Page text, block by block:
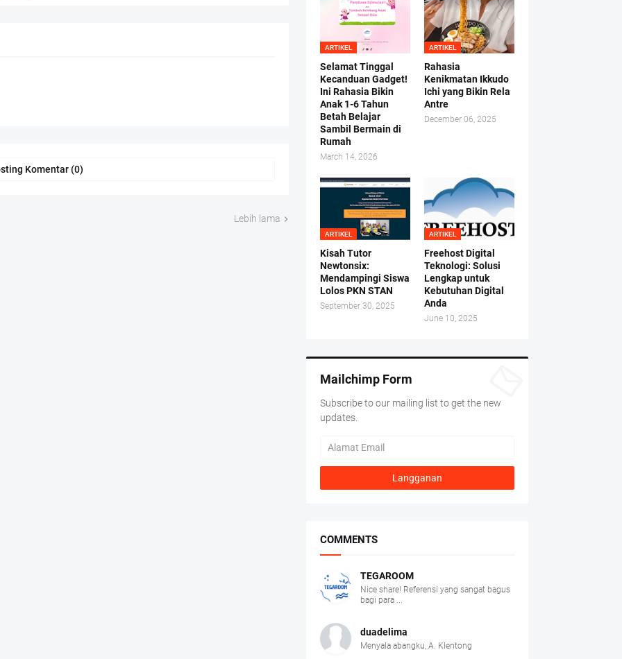
Komentar (0)
Lebih lama
ARTIKEL
Selamat Tinggal
Kecanduan Gadget!
Ini Rahasia Bikin
Anak 1-6 Tahun
Betah Belajar
Sambil Bermain di
Rumah
March 14, 2026
ARTIKEL
Rahasia
Kenikmatan Ikkudo
Ichi yang Bikin Rela
Antre
December 06, 2025
ARTIKEL
Kisah Tutor
Newtonsix:
Mendampingi Siswa
Lolos PKN STAN
September 30, 2025
ARTIKEL
Freehost Digital
Teknologi: Solusi
Lengkap untuk
Kebutuhan Digital
Anda
June 10, 2025
Mailchimp Form
Subscribe to our mailing list to get the new
updates.
COMMENTS
TEGAROOM
Nice share! Referensi yang sangat bagus
bagi para ...
duadelima
Menyala abangku, A. Klentong